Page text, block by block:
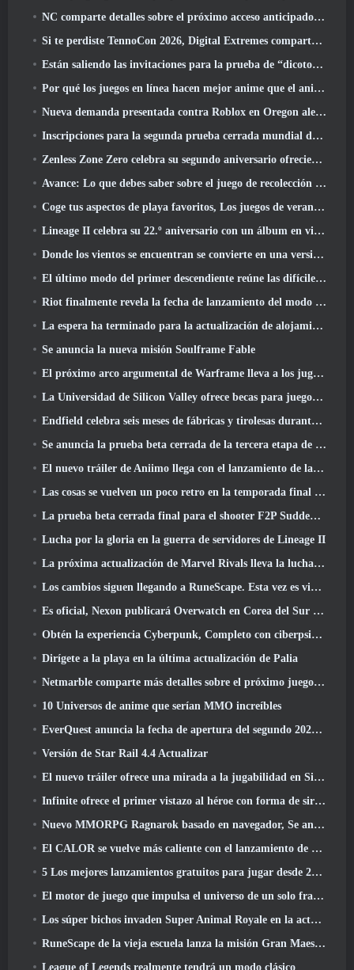
NC comparte detalles sobre el próximo acceso anticipado de Aion 2
Si te perdiste TennoCon 2026, Digital Extremes comparte todos los paneles
Están saliendo las invitaciones para la prueba de “dicotomía” de Silver Palace
Por qué los juegos en línea hacen mejor anime que el anime hace juegos
Nueva demanda presentada contra Roblox en Oregon alegando un incidente de preparación infantil
Inscripciones para la segunda prueba cerrada mundial de Global MapleStory Classic
Zenless Zone Zero celebra su segundo aniversario ofreciendo a los jugadores la posibilidad de elegir un agente de rango S gratuito
Avance: Lo que debes saber sobre el juego de recolección de criaturas de HoYoverse, Honkai: Alma de enlace
Coge tus aspectos de playa favoritos, Los juegos de verano han regresado a Overwatch
Lineage II celebra su 22.º aniversario con un álbum en vinilo de edición coleccionista
Donde los vientos se encuentran se convierte en una versión “Eastern Steampunk” 2.0
El último modo del primer descendiente reúne las difíciles batallas de intercepción del vacío y las profundidades
Riot finalmente revela la fecha de lanzamiento del modo clásico de League Of Legends
La espera ha terminado para la actualización de alojamiento para grandes jugadores de RuneScape
Se anuncia la nueva misión Soulframe Fable
El próximo arco argumental de Warframe lleva a los jugadores a un mapa estelar completamente nuevo, El sistema Tau
La Universidad de Silicon Valley ofrece becas para juegos y algunos de los requisitos son interesantes
Endfield celebra seis meses de fábricas y tirolesas durante su próxima actualización
Se anuncia la prueba beta cerrada de la tercera etapa de las batallas de infantería de Of War Thunder
El nuevo tráiler de Aniimo llega con el lanzamiento de la última prueba beta cerrada
Las cosas se vuelven un poco retro en la temporada final 11 Actualizar
La prueba beta cerrada final para el shooter F2P Sudden Attack Zero Point de Nexon comenzó hoy
Lucha por la gloria en la guerra de servidores de Lineage II
La próxima actualización de Marvel Rivals lleva la lucha a los dioses
Los cambios siguen llegando a RuneScape. Esta vez es vivienda para jugadores
Es oficial, Nexon publicará Overwatch en Corea del Sur en el futuro
Obtén la experiencia Cyberpunk, Completo con ciberpsicosis, En el próximo evento cruzado de Apex Legends
Dirígete a la playa en la última actualización de Palia
Netmarble comparte más detalles sobre el próximo juego de nivelación en solitario, Nivelación en solitario: KARMA en la Anime Expo
10 Universos de anime que serían MMO increíbles
EverQuest anuncia la fecha de apertura del segundo 2026 Servidor de expansión con bloqueo de tiempo
Versión de Star Rail 4.4 Actualizar
El nuevo tráiler ofrece una mirada a la jugabilidad en Silver Palace
Infinite ofrece el primer vistazo al héroe con forma de sirena que llegará en SS13: Recuperación de la vista
Nuevo MMORPG Ragnarok basado en navegador, Se anuncia el universo Ragnarok
El CALOR se vuelve más caliente con el lanzamiento de un nuevo mapa del desierto
5 Los mejores lanzamientos gratuitos para jugar desde 2025, ¿Todavía vale la pena jugar? 2026?
El motor de juego que impulsa el universo de un solo fragmento de Eve Online ahora es de código abierto
Los súper bichos invaden Super Animal Royale en la actualización 'Super Natural'
RuneScape de la vieja escuela lanza la misión Gran Maestro 'The Blood Moon Rises', Poniendo fin a una línea de búsqueda de 20 años
League of Legends realmente tendrá un modo clásico